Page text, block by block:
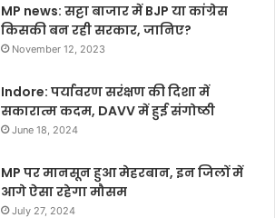
MP news: सट्टा बाजार में BJP या कांग्रेस
किसकी बन रही सरकार, जानिए?
November 12, 2023
Indore: पर्यावरण सरंक्षण की दिशा में
सकारात्म कदम, DAVV में हुई संगोष्ठी
June 18, 2024
MP पर मानसून हुआ मेहरबान, इन जिलों में
आगे ऐसा रहेगा मौसम
July 27, 2024